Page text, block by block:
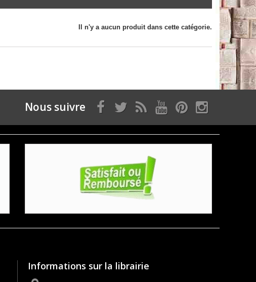
Il n'y a aucun produit dans cette catégorie.
Nous suivre
Informations sur la librairie